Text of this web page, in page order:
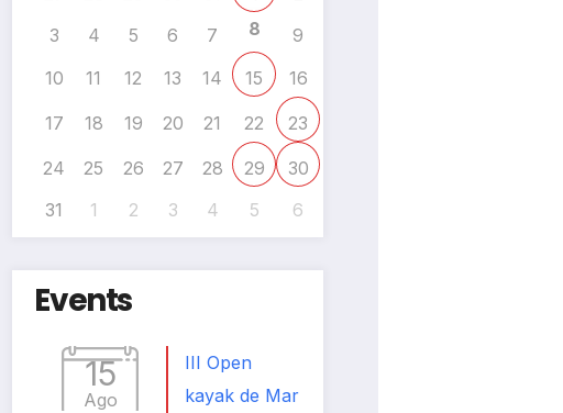
3
4 5 6 7 8
9
10
11 12 13 14 15 16
17 18 19 20 21 22 23
24 25 26 27 28 29
30
31
1 2 3 4 5 6
Events
15
Ago
III Open
kayak de Mar